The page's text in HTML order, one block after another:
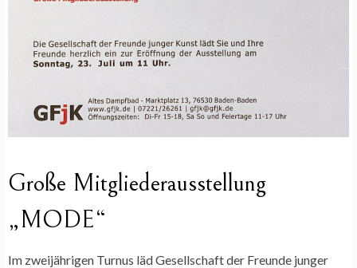
Große Mitgliederausstellung
„MODE“
Im zweijährigen Turnus läd Gesellschaft der Freunde junger